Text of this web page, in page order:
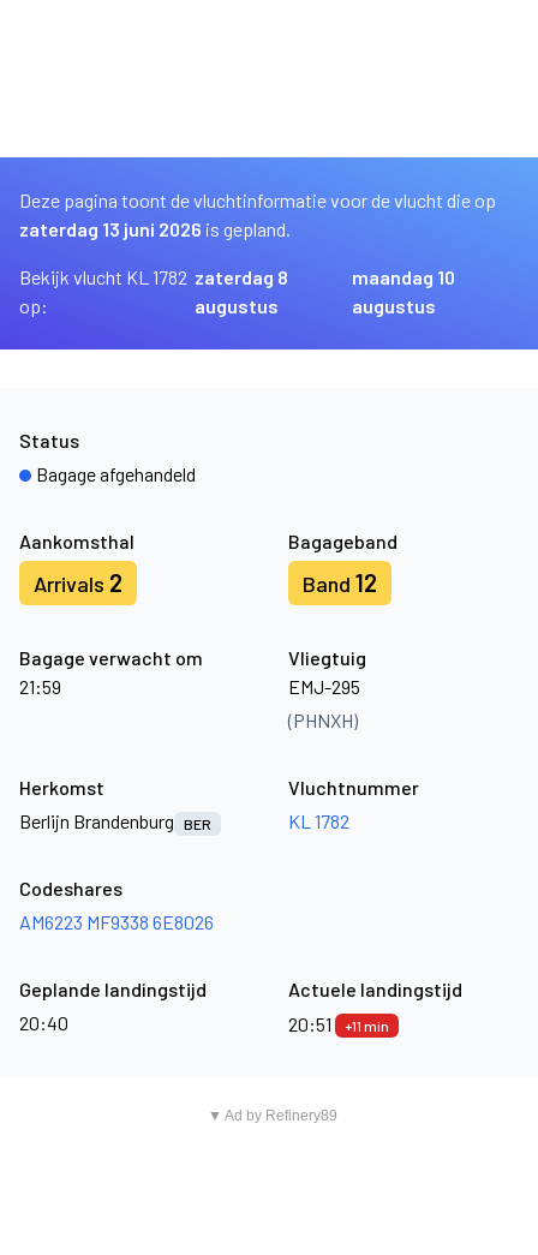
Deze pagina toont de vluchtinformatie voor de vlucht die op
zaterdag 13 juni 2026 is gepland.
Bekijk vlucht KL 1782
op:
zaterdag 8
augustus
maandag 10
augustus
Aankomsthal
Arrivals 2
Bagageband
Band 12
Bagage verwacht om
21:59
Vliegtuig
EMJ-295
(PHNXH)
Status
Bagage afgehandeld
Herkomst
Berlijn Brandenburg
BER
Vluchtnummer
KL 1782
Codeshares
AM6223 MF9338 6E8026
Geplande landingstijd
20:40
Actuele landingstijd
20:51
+11 min
▼ Ad by Refinery89